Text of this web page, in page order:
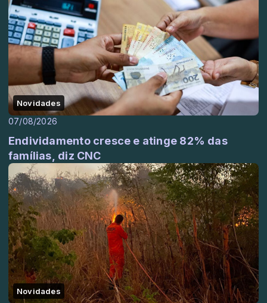
Novidades
07/08/2026
Endividamento cresce e atinge 82% das
famílias, diz CNC
Novidades